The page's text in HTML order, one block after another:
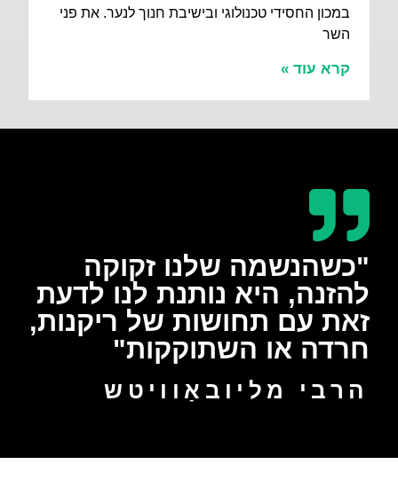
במכון החסידי טכנולוגי ובישיבת חנוך לנער. את פני
השר
קרא עוד »
"כשהנשמה שלנו זקוקה
להזנה, היא נותנת לנו לדעת
זאת עם תחושות של ריקנות,
חרדה או השתוקקות"
הרבי מליובאַוויטש